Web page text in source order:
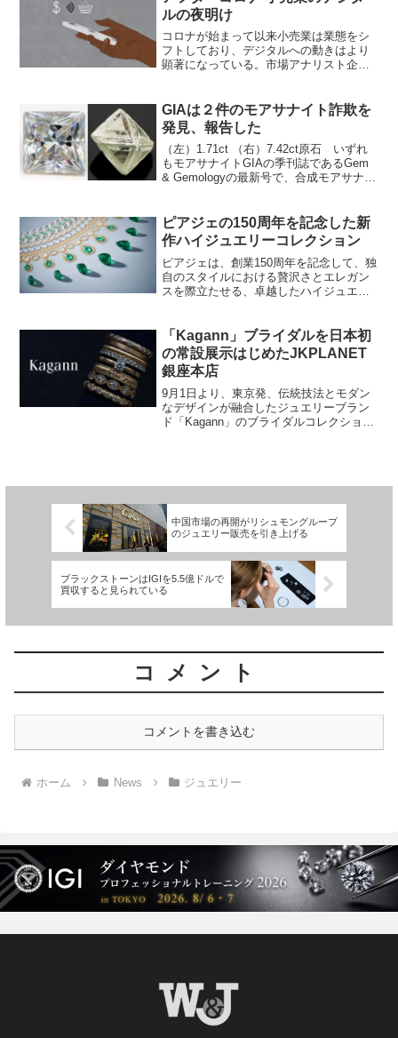
ルの夜明け
コロナが始まって以来小売業は業態をシ
フトしており、デジタルへの動きはより
顕著になっている。市場アナリスト企業
トによると、現在（米国の）ジュエリー
小売業者の約90％...
GIAは２件のモアサナイト詐欺を
発見、報告した
（左）1.71ct （右）7.42ct原石 いずれ
もモアサナイトGIAの季刊誌であるGem
& Gemologyの最新号で、合成モアサナイ
ークのGIAラボに提出された7...
ピアジェの150周年を記念した新
作ハイジュエリーコレクション
ピアジェは、創業150周年を記念して、独
自のスタイルにおける贅沢さとエレガン
スを際立たせる、卓越したハイジュエリ
アジェは、ゴールドと色使いの技巧に敬
意を表し、カフブレス...
「Kagann」ブライダルを日本初
の常設展示はじめたJKPLANET
銀座本店
9月1日より、東京発、伝統技法とモダン
なデザインが融合したジュエリーブラン
ド「Kagann」のブライダルコレクション
中国市場の再開がリシュモングループ
のジュエリー販売を引き上げる
ブラックストーンはIGIを5.5億ドルで
買収すると見られている
コメント
コメントを書き込む
ホーム News ジュエリー